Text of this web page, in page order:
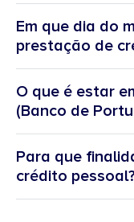
Em que dia do
prestação de
O que é estar
(Banco de
Para que
crédito